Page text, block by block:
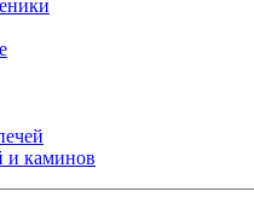
и каминов